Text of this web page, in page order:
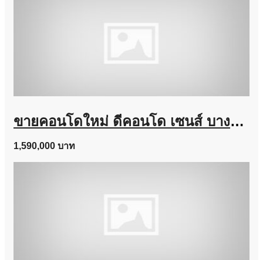
ขายคอนโดใหม่ ดีคอนโด เซนส์ บางแสน ชลบุรี ใกล้ ม.บูรพา พร้อมอยู่ แต่งครบ โทร 0931681685
1,590,000 บาท